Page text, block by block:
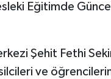
Eğitimde
Şehit Fethi
ve